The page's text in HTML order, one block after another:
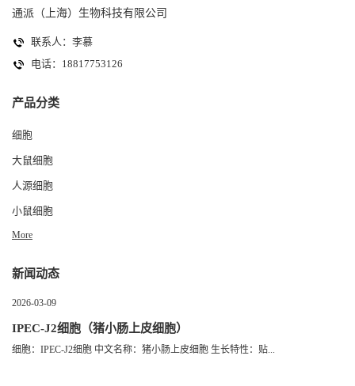
通派（上海）生物科技有限公司
联系人：李慕
电话：18817753126
产品分类
细胞
大鼠细胞
人源细胞
小鼠细胞
More
新闻动态
2026-03-09
IPEC-J2细胞（猪小肠上皮细胞）
细胞：IPEC-J2细胞 中文名称：猪小肠上皮细胞 生长特性：贴...